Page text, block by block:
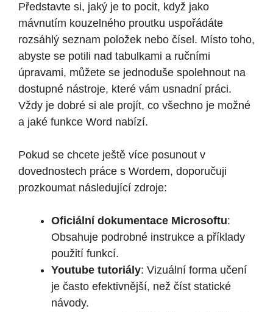
Představte si, jaký je to pocit, když jako
mávnutím kouzelného proutku uspořádáte
rozsáhlý seznam položek nebo čísel. Místo toho,
abyste se potili nad tabulkami a ručními
úpravami, můžete se jednoduše spolehnout na
dostupné nástroje, které vám usnadní práci.
Vždy je dobré si ale projít, co všechno je možné
a jaké funkce Word nabízí.
Pokud se chcete ještě více posunout v
dovednostech práce s Wordem, doporučuji
prozkoumat následující zdroje:
Oficiální dokumentace Microsoftu:
Obsahuje podrobné instrukce a příklady
použití funkcí.
Youtube tutoriály: Vizuální forma učení
je často efektivnější, než číst statické
návody.